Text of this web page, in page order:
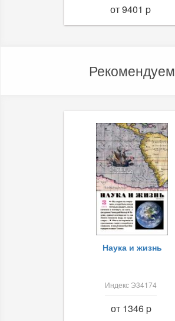
от 9401 p
Рекомендуем
Наука и жизнь
Индекс Э34174
от 1346 p